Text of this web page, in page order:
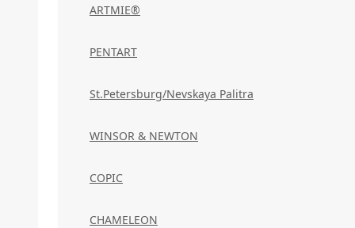
ARTMIE®
PENTART
St.Petersburg/Nevskaya Palitra
WINSOR & NEWTON
COPIC
CHAMELEON